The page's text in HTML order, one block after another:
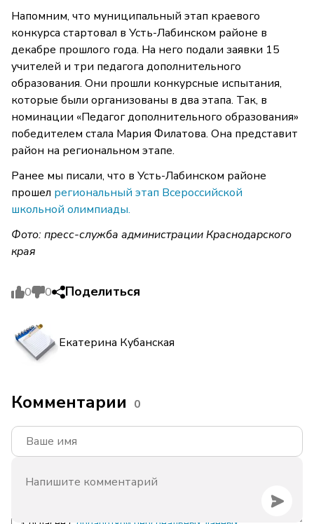
Напомним, что муниципальный этап краевого
конкурса стартовал в Усть-Лабинском районе в
декабре прошлого года. На него подали заявки 15
учителей и три педагога дополнительного
образования. Они прошли конкурсные испытания,
которые были организованы в два этапа. Так, в
номинации «Педагог дополнительного образования»
победителем стала Мария Филатова. Она представит
район на региональном этапе.
Ранее мы писали, что в Усть-Лабинском районе
прошел региональный этап Всероссийской
школьной олимпиады.
Фото: пресс-служба администрации Краснодарского
края
0 0 Поделиться
Екатерина Кубанская
Комментарии 0